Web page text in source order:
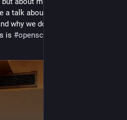
a talk about how we run our
is
#openscience